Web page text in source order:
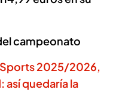
campeonato
Sports 2025/2026,
quedaría la